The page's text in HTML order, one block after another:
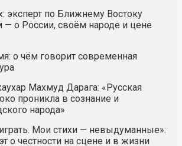
эксперт по Ближнему Востоку
о России, своём народе и цене
о чём говорит современная
Махмуд Дарага: «Русская
проникла в сознание и
народа»
Мои стихи — невыдуманные»:
о честности на сцене и в жизни